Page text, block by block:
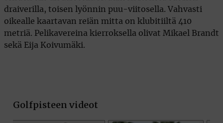
draiverilla, toisen lyönnin puu-viitosella. Vahvasti
oikealle kaartavan reiän mitta on klubitiiltä 410
metriä. Pelikavereina kierroksella olivat Mikael Brandt
sekä Eija Koivumäki.